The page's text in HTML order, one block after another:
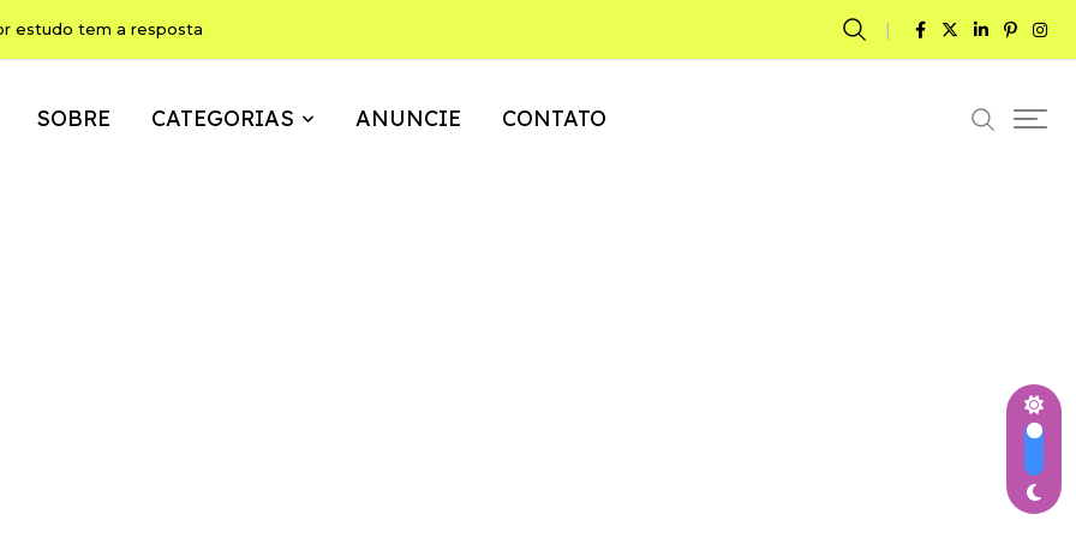
pode ser, ao mesmo tempo, memória, brincadeira e expressão
SOBRE CATEGORIAS ANUNCIE CONTATO